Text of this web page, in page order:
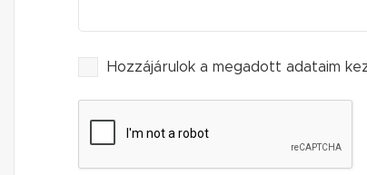
Hozzájárulok a megadott adataim